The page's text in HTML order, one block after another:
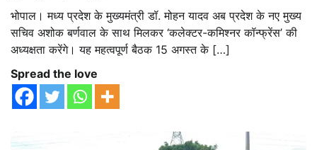
भोपाल। मध्य प्रदेश के मुख्यमंत्री डॉ. मोहन यादव अब प्रदेश के नए मुख्य
सचिव अशोक बर्णवाल के साथ मिलकर ‘कलेक्टर-कमिश्नर कॉन्फ्रेंस’ की
अध्यक्षता करेंगे। यह महत्वपूर्ण बैठक 15 अगस्त के […]
Spread the love